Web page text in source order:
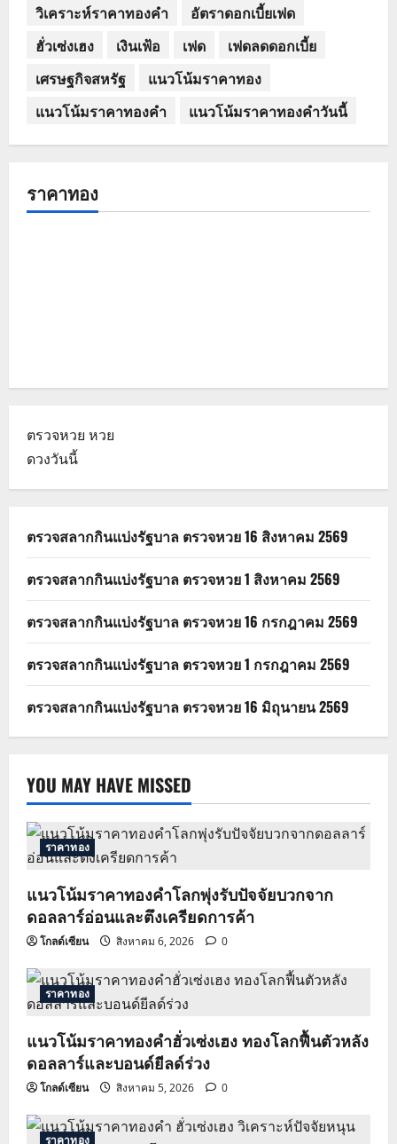
วิเคราะห์ราคาทองคำ
อัตราดอกเบี้ยเฟด
ฮั่วเซ่งเฮง
เงินเฟ้อ เฟด
เฟดลดดอกเบี้ย
เศรษฐกิจสหรัฐ
แนวโน้มราคาทอง
แนวโน้มราคาทองคำ
แนวโน้มราคาทองคำวันนี้
ราคาทอง
ตรวจหวย หวย
ดวงวันนี้
ตรวจสลากกินแบ่งรัฐบาล ตรวจหวย 16 สิงหาคม 2569
ตรวจสลากกินแบ่งรัฐบาล ตรวจหวย 1 สิงหาคม 2569
ตรวจสลากกินแบ่งรัฐบาล ตรวจหวย 16 กรกฎาคม 2569
ตรวจสลากกินแบ่งรัฐบาล ตรวจหวย 1 กรกฎาคม 2569
ตรวจสลากกินแบ่งรัฐบาล ตรวจหวย 16 มิถุนายน 2569
YOU MAY HAVE MISSED
ราคาทอง
แนวโน้มราคาทองคำโลกพุ่งรับปัจจัยบวกจาก
ดอลลาร์อ่อนและตึงเครียดการค้า
โกลด์เซียน สิงหาคม 6, 2026 0
ราคาทอง
แนวโน้มราคาทองคำฮั่วเซ่งเฮง ทองโลกฟื้นตัวหลัง
ดอลลาร์และบอนด์ยีลด์ร่วง
โกลด์เซียน สิงหาคม 5, 2026 0
ราคาทอง